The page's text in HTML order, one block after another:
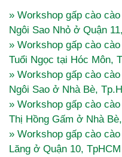
» Workshop gấp cào
Ngôi Sao Nhỏ ở Quận
» Workshop gấp cào
Tuổi Ngọc tại Hóc Môn,
» Workshop gấp cào
Ngôi Sao ở Nhà Bè,
» Workshop gấp cào
Thị Hồng Gấm ở Nhà
» Workshop gấp cào
Lăng ở Quận 10, TpHCM